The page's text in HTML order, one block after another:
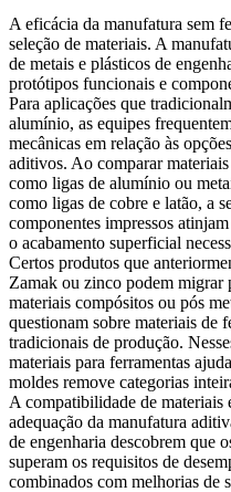
A eficácia da manufatura sem
seleção de materiais. A
de metais e plásticos de
protótipos funcionais e
Para aplicações que
alumínio, as equipes
mecânicas em relação às
aditivos. Ao comparar
como ligas de alumínio ou
como ligas de cobre e latão, a
componentes impressos
o acabamento superficial
Certos produtos que
Zamak ou zinco podem migrar
materiais compósitos ou pós
questionam sobre materiais de
tradicionais de produção.
materiais para ferramentas
moldes remove categorias
A compatibilidade de materiais
adequação da manufatura
de engenharia descobrem que
superam os requisitos de
combinados com melhorias de